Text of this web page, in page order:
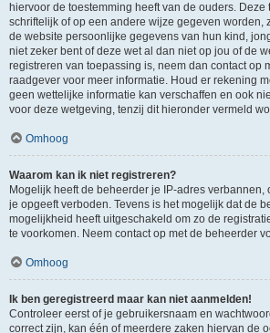
hiervoor de toestemming heeft van de ouders. Deze
schriftelijk of op een andere wijze gegeven worden,
de website persoonlijke gegevens van hun kind,
niet zeker bent of deze wet al dan niet op jou of de
registreren van toepassing is, neem dan contact op
raadgever voor meer informatie. Houd er rekening
geen wettelijke informatie kan verschaffen en ook
voor deze wetgeving, tenzij dit hieronder vermeld
Omhoog
Waarom kan ik niet registreren?
Mogelijk heeft de beheerder je IP-adres verbannen,
je opgeeft verboden. Tevens is het mogelijk dat de
mogelijkheid heeft uitgeschakeld om zo de
te voorkomen. Neem contact op met de beheerder
Omhoog
Ik ben geregistreerd maar kan niet aanmelden!
Controleer eerst of je gebruikersnaam en
correct zijn, kan één of meerdere zaken hiervan de